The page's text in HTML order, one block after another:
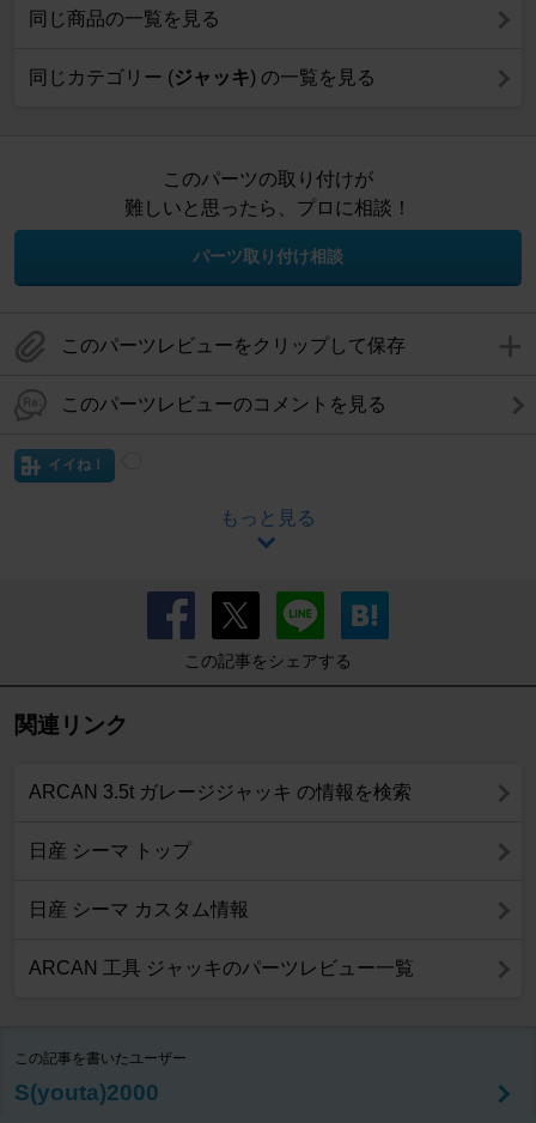
同じ商品の一覧を見る
同じカテゴリー (ジャッキ) の一覧を見る
このパーツの取り付けが
難しいと思ったら、プロに相談！
パーツ取り付け相談
このパーツレビューをクリップして保存
このパーツレビューのコメントを見る
イイね！
もっと見る
この記事をシェアする
関連リンク
ARCAN 3.5t ガレージジャッキ の情報を検索
日産 シーマ トップ
日産 シーマ カスタム情報
ARCAN 工具 ジャッキのパーツレビュー一覧
この記事を書いたユーザー
S(youta)2000